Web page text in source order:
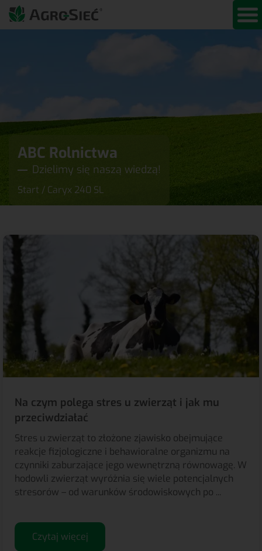
ABC Rolnictwa
Dzielimy się naszą wiedzą!
Start / Caryx 240 SL
Na czym polega stres u zwierząt i jak mu
przeciwdziałać
Stres u zwierząt to złożone zjawisko obejmujące
reakcje fizjologiczne i behawioralne organizmu na
czynniki zaburzające jego wewnętrzną równowagę. W
hodowli zwierząt wyróżnia się wiele potencjalnych
stresorów – od warunków środowiskowych po ...
Czytaj więcej